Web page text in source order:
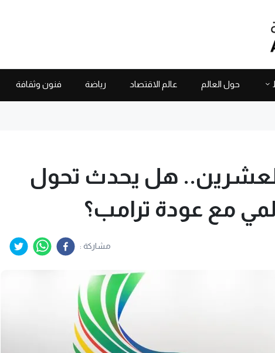
حول العالم عالم الاقتصاد رياضة فنون وثقافة
هل يحدث تحول
مع عودة ترامب؟
مشاركة :